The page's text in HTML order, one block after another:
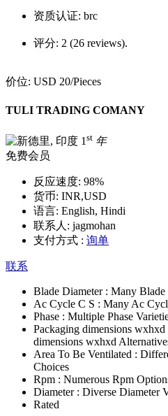
资质认证: brc
评分: 2 (26 reviews).
价位: USD 20/Pieces
TULI TRADING COMANY
1 st 年
免费会员
反应速度: 98%
货币: INR,USD
语言: English, Hindi
联系人: jagmohan
支付方式 : 询单
联系
Blade Diameter : Many Blade
Ac Cycle C S : Many Ac
Phase : Multiple Phase
Packaging dimensions wxhxd
dimensions wxhxd
Area To Be Ventilated :
Choices
Rpm : Numerous Rpm
Diameter : Diverse Diameter
Rated